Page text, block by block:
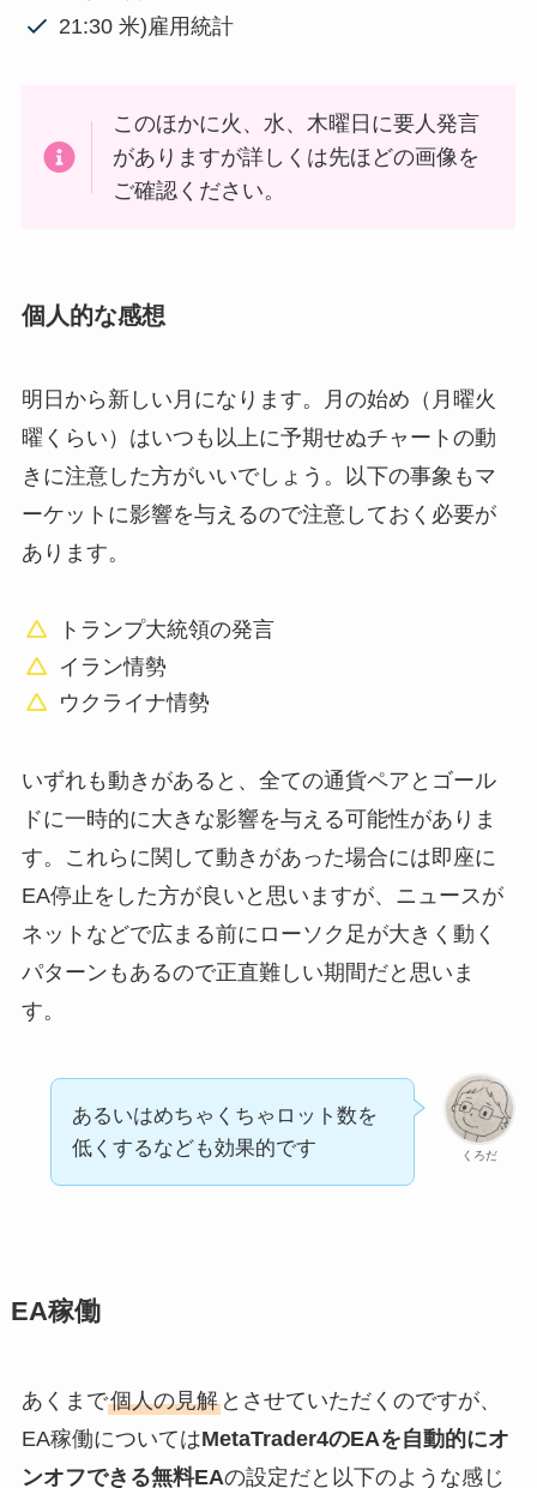
21:30 米)雇用統計
このほかに火、水、木曜日に要人発言
がありますが詳しくは先ほどの画像を
ご確認ください。
個人的な感想
明日から新しい月になります。月の始め（月曜火
曜くらい）はいつも以上に予期せぬチャートの動
きに注意した方がいいでしょう。以下の事象もマ
ーケットに影響を与えるので注意しておく必要が
あります。
トランプ大統領の発言
イラン情勢
ウクライナ情勢
いずれも動きがあると、全ての通貨ペアとゴール
ドに一時的に大きな影響を与える可能性がありま
す。これらに関して動きがあった場合には即座に
EA停止をした方が良いと思いますが、ニュースが
ネットなどで広まる前にローソク足が大きく動く
パターンもあるので正直難しい期間だと思いま
す。
くろだ
あるいはめちゃくちゃロット数を
低くするなども効果的です
EA稼働
あくまで個人の見解とさせていただくのですが、
EA稼働についてはMetaTrader4のEAを自動的にオ
ンオフできる無料EAの設定だと以下のような感じ